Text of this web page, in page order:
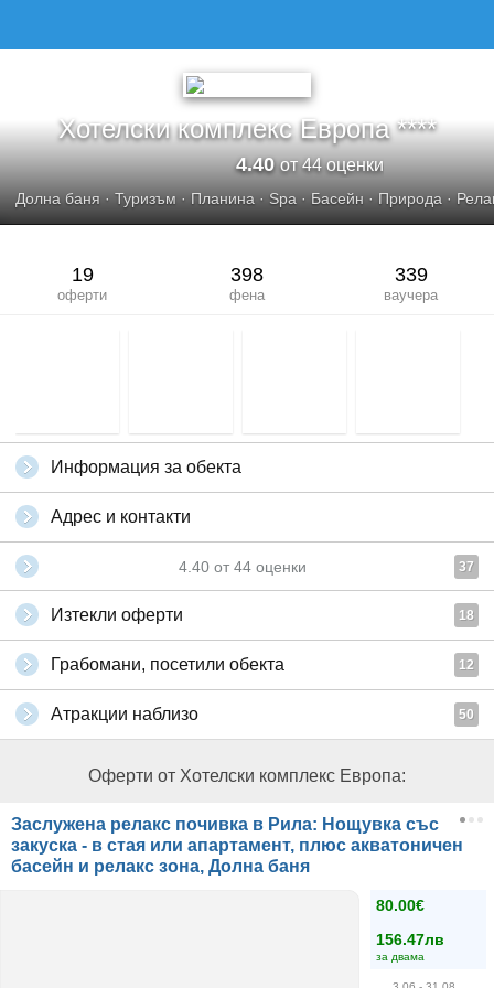
Хотелски комплекс Европа ****
4.40от 44 оценки
Долна баня · Туризъм · Планина · Spa · Басейн · Природа ·
19
оферти
398
фена
339
ваучера
Информация за обекта
Адрес и контакти
4.40 от 44 оценки 37
Изтекли оферти 18
Грабомани, посетили обекта 12
Атракции наблизо 50
Оферти от Хотелски комплекс Европа:
Заслужена релакс почивка в Рила: Нощувка със
закуска - в стая или апартамент, плюс акватоничен
басейн и релакс зона, Долна баня
80.00€
156.47лв
за двама